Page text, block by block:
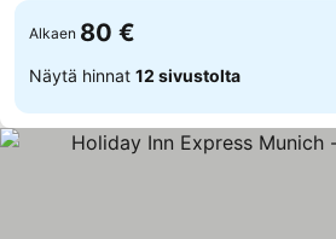
Alkaen 80 €
Näytä hinnat 12 sivustolta